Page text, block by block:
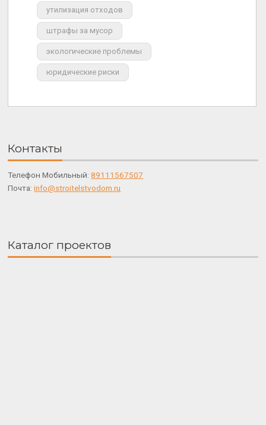
утилизация отходов
штрафы за мусор
экологические проблемы
юридические риски
Контакты
Телефон Мобильный:89111567507
Почта:info@stroitelstvodom.ru
Каталог проектов